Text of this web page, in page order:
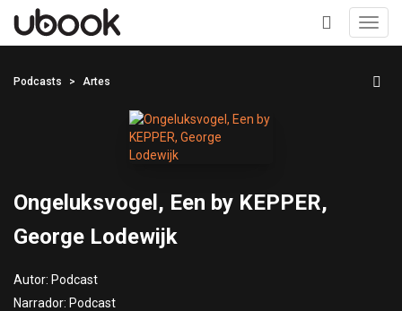
+
Podcasts Artes
Ongeluksvogel, Een by KEPPER,
George Lodewijk
Autor: Podcast
Narrador: Podcast